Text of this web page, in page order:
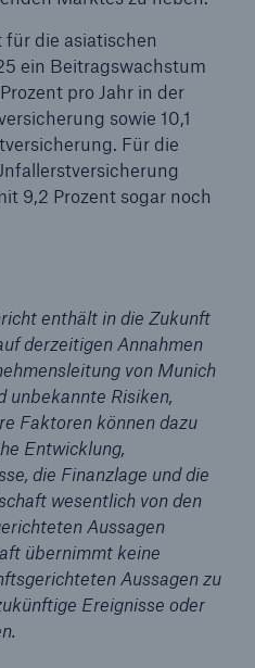
die asiatischen
ein Beitragswachstum
pro Jahr in der
sowie 10,1
Für die
9,2 Prozent sogar noch
enthält in die Zukunft
derzeitigen Annahmen
von Munich
unbekannte Risiken,
Faktoren können dazu
Entwicklung,
die Finanzlage und die
wesentlich von den
Aussagen
übernimmt keine
Aussagen zu
Ereignisse oder
bis zur
in der BU-